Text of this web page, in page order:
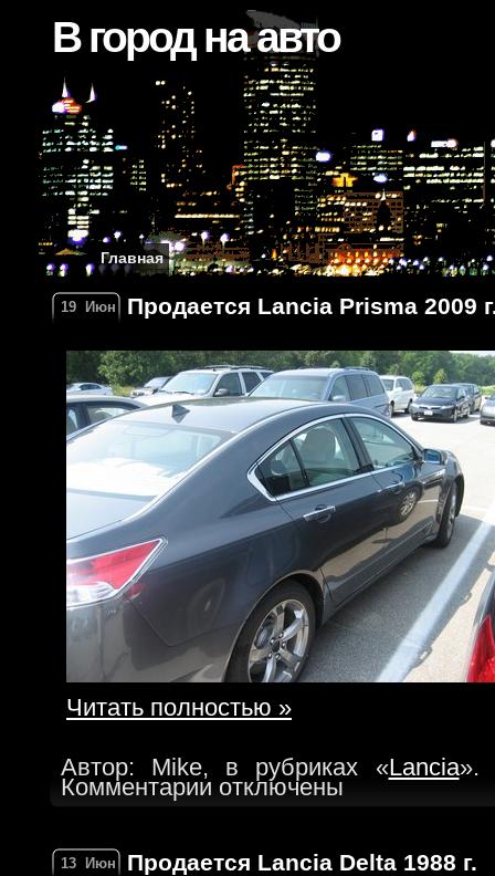
В город на авто
Главная
19 Июн Продается Lancia Prisma 2009
Читать полностью »
Автор: Mike, в рубриках «Lancia».
Комментарии отключены
13 Июн Продается Lancia Delta 1988 г.